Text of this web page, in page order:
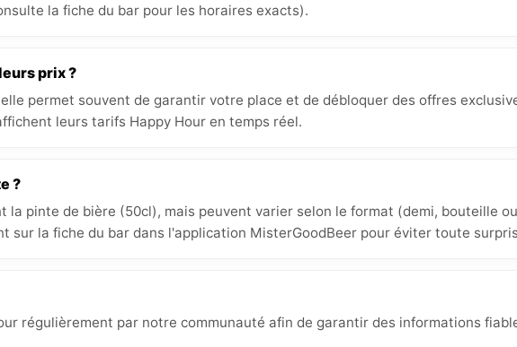
la fiche du bar pour les horaires exacts).
prix ?
permet souvent de garantir votre place et de débloquer des offres
leurs tarifs Happy Hour en temps réel.
?
la pinte de bière (50cl), mais peuvent varier selon le format (demi, bouteille
sur la fiche du bar dans l'application MisterGoodBeer pour éviter toute
régulièrement par notre communauté afin de garantir des informations